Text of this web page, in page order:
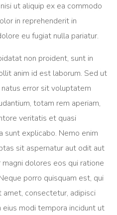
ut aliquip ex ea commodo
in reprehenderit in
eu fugiat nulla pariatur.
non proident, sunt in
anim id est laborum. Sed ut
error sit voluptatem
totam rem aperiam,
veritatis et quasi
explicabo. Nemo enim
sit aspernatur aut odit aut
dolores eos qui ratione
porro quisquam est, qui
consectetur, adipisci
eius modi tempora incidunt ut